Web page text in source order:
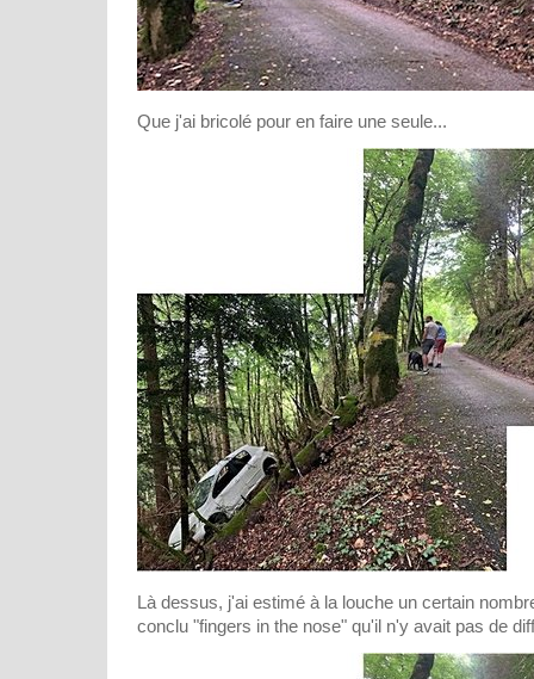
Que j'ai bricolé pour en faire une seule...
Là dessus, j'ai estimé à la louche un certain
conclu "fingers in the nose" qu'il n'y avait pas de